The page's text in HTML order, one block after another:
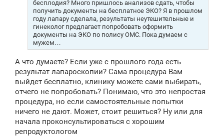
и
е
бесплодия? Много пришлось анализов сдать, чтобы
получить документы на бесплатное ЭКО? Я в прошлом
году лапару сделала, результаты неутешительные и
гинеколог предлагает попробовать оформить
документы на ЭКО по полису ОМС. Пока думаем с
мужем…
А что думаете? Если уже с прошлого года есть
результат лапароскопии? Сама процедура Вам
выйдет бесплатно, клинику можете сами выбирать,
отчего не попробовать? Понимаю, что это непростая
процедура, но если самостоятельные попытки
ничего не дают. Может, стоит решиться? Ну или для
начала проконсультироваться с хорошим
репродуктологом